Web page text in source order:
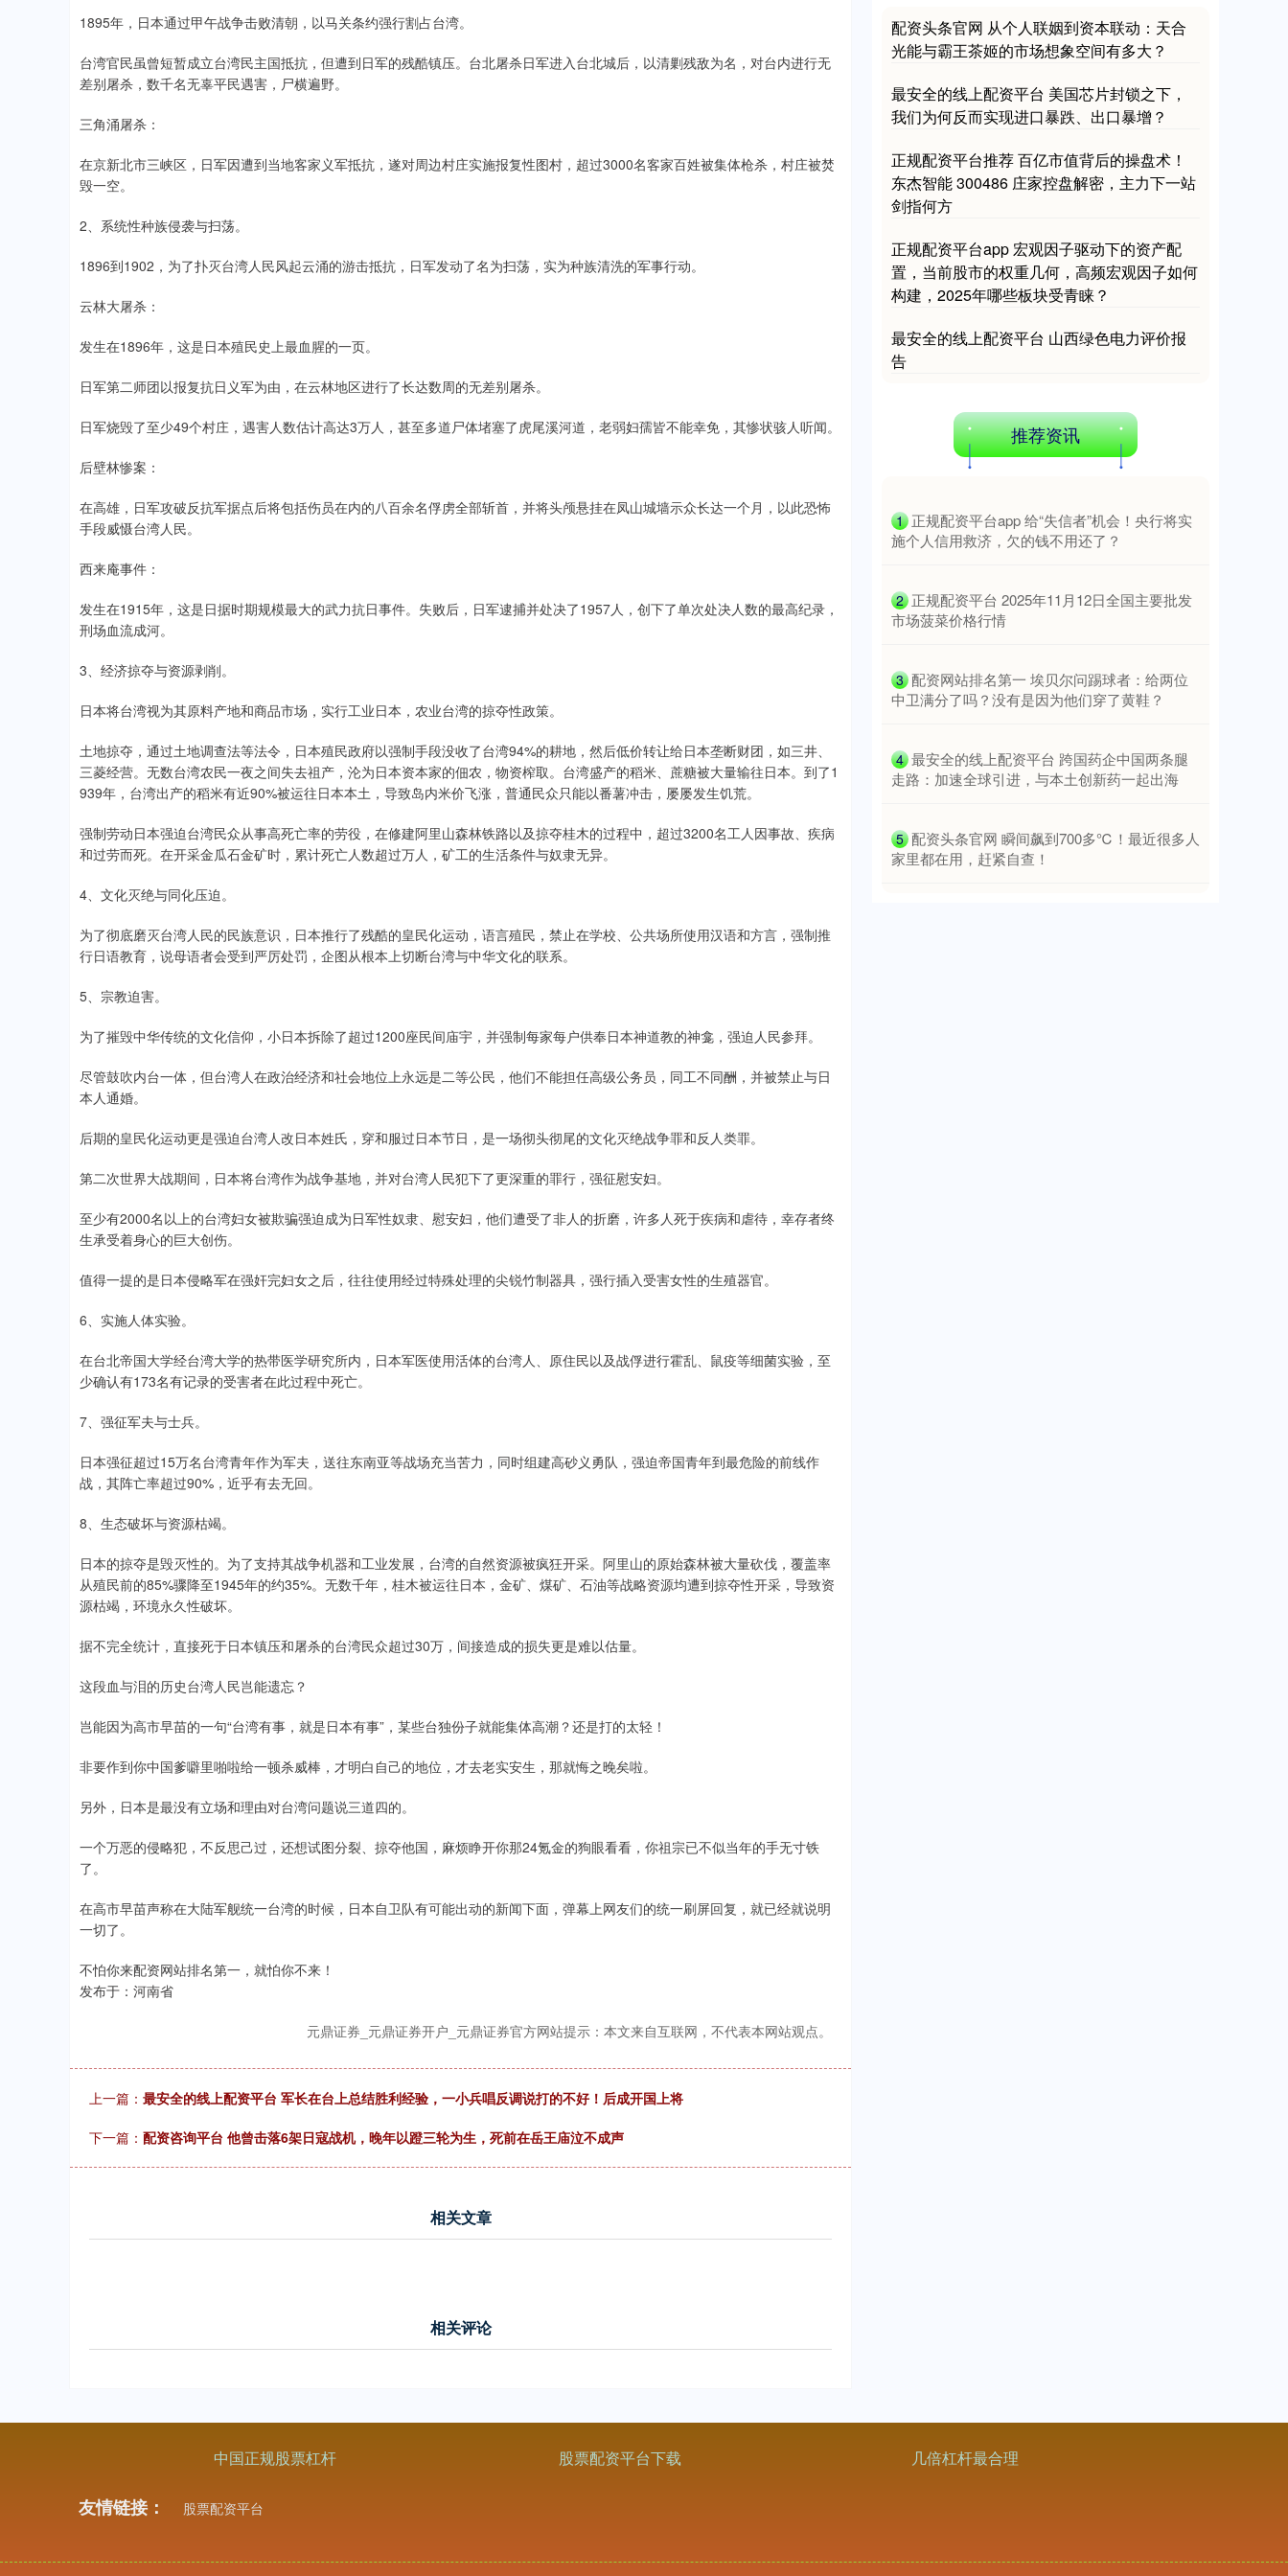
1895年，日本通过甲午战争击败清朝，以马关条约强行割占台湾。
台湾官民虽曾短暂成立台湾民主国抵抗，但遭到日军的残酷镇压。台北屠杀日军进入台北城后，以清剿残敌为名，对台内进行无
差别屠杀，数千名无辜平民遇害，尸横遍野。
三角涌屠杀：
在京新北市三峡区，日军因遭到当地客家义军抵抗，遂对周边村庄实施报复性图村，超过3000名客家百姓被集体枪杀，村庄被焚
毁一空。
2、系统性种族侵袭与扫荡。
1896到1902，为了扑灭台湾人民风起云涌的游击抵抗，日军发动了名为扫荡，实为种族清洗的军事行动。
云林大屠杀：
发生在1896年，这是日本殖民史上最血腥的一页。
日军第二师团以报复抗日义军为由，在云林地区进行了长达数周的无差别屠杀。
日军烧毁了至少49个村庄，遇害人数估计高达3万人，甚至多道尸体堵塞了虎尾溪河道，老弱妇孺皆不能幸免，其惨状骇人听闻。
后壁林惨案：
在高雄，日军攻破反抗军据点后将包括伤员在内的八百余名俘虏全部斩首，并将头颅悬挂在凤山城墙示众长达一个月，以此恐怖
手段威慑台湾人民。
西来庵事件：
发生在1915年，这是日据时期规模最大的武力抗日事件。失败后，日军逮捕并处决了1957人，创下了单次处决人数的最高纪录，
刑场血流成河。
3、经济掠夺与资源剥削。
日本将台湾视为其原料产地和商品市场，实行工业日本，农业台湾的掠夺性政策。
土地掠夺，通过土地调查法等法令，日本殖民政府以强制手段没收了台湾94%的耕地，然后低价转让给日本垄断财团，如三井、
三菱经营。无数台湾农民一夜之间失去祖产，沦为日本资本家的佃农，物资榨取。台湾盛产的稻米、蔗糖被大量输往日本。到了1
939年，台湾出产的稻米有近90%被运往日本本土，导致岛内米价飞涨，普通民众只能以番薯冲击，屡屡发生饥荒。
强制劳动日本强迫台湾民众从事高死亡率的劳役，在修建阿里山森林铁路以及掠夺桂木的过程中，超过3200名工人因事故、疾病
和过劳而死。在开采金瓜石金矿时，累计死亡人数超过万人，矿工的生活条件与奴隶无异。
4、文化灭绝与同化压迫。
为了彻底磨灭台湾人民的民族意识，日本推行了残酷的皇民化运动，语言殖民，禁止在学校、公共场所使用汉语和方言，强制推
行日语教育，说母语者会受到严厉处罚，企图从根本上切断台湾与中华文化的联系。
5、宗教迫害。
为了摧毁中华传统的文化信仰，小日本拆除了超过1200座民间庙宇，并强制每家每户供奉日本神道教的神龛，强迫人民参拜。
尽管鼓吹内台一体，但台湾人在政治经济和社会地位上永远是二等公民，他们不能担任高级公务员，同工不同酬，并被禁止与日
本人通婚。
后期的皇民化运动更是强迫台湾人改日本姓氏，穿和服过日本节日，是一场彻头彻尾的文化灭绝战争罪和反人类罪。
第二次世界大战期间，日本将台湾作为战争基地，并对台湾人民犯下了更深重的罪行，强征慰安妇。
至少有2000名以上的台湾妇女被欺骗强迫成为日军性奴隶、慰安妇，他们遭受了非人的折磨，许多人死于疾病和虐待，幸存者终
生承受着身心的巨大创伤。
值得一提的是日本侵略军在强奸完妇女之后，往往使用经过特殊处理的尖锐竹制器具，强行插入受害女性的生殖器官。
6、实施人体实验。
在台北帝国大学经台湾大学的热带医学研究所内，日本军医使用活体的台湾人、原住民以及战俘进行霍乱、鼠疫等细菌实验，至
少确认有173名有记录的受害者在此过程中死亡。
7、强征军夫与士兵。
日本强征超过15万名台湾青年作为军夫，送往东南亚等战场充当苦力，同时组建高砂义勇队，强迫帝国青年到最危险的前线作
战，其阵亡率超过90%，近乎有去无回。
8、生态破坏与资源枯竭。
日本的掠夺是毁灭性的。为了支持其战争机器和工业发展，台湾的自然资源被疯狂开采。阿里山的原始森林被大量砍伐，覆盖率
从殖民前的85%骤降至1945年的约35%。无数千年，桂木被运往日本，金矿、煤矿、石油等战略资源均遭到掠夺性开采，导致资
源枯竭，环境永久性破坏。
据不完全统计，直接死于日本镇压和屠杀的台湾民众超过30万，间接造成的损失更是难以估量。
这段血与泪的历史台湾人民岂能遗忘？
岂能因为高市早苗的一句“台湾有事，就是日本有事”，某些台独份子就能集体高潮？还是打的太轻！
非要作到你中国爹噼里啪啦给一顿杀威棒，才明白自己的地位，才去老实安生，那就悔之晚矣啦。
另外，日本是最没有立场和理由对台湾问题说三道四的。
一个万恶的侵略犯，不反思己过，还想试图分裂、掠夺他国，麻烦睁开你那24氪金的狗眼看看，你祖宗已不似当年的手无寸铁
了。
在高市早苗声称在大陆军舰统一台湾的时候，日本自卫队有可能出动的新闻下面，弹幕上网友们的统一刷屏回复，就已经就说明
一切了。
不怕你来配资网站排名第一，就怕你不来！
发布于：河南省
元鼎证券_元鼎证券开户_元鼎证券官方网站提示：本文来自互联网，不代表本网站观点。
上一篇： 最安全的线上配资平台 军长在台上总结胜利经验，一小兵唱反调说打的不好！后成开国上将
下一篇： 配资咨询平台 他曾击落6架日寇战机，晚年以蹬三轮为生，死前在岳王庙泣不成声
相关文章
相关评论
配资头条官网 从个人联姻到资本联动：天合
光能与霸王茶姬的市场想象空间有多大？
最安全的线上配资平台 美国芯片封锁之下，
我们为何反而实现进口暴跌、出口暴增？
正规配资平台推荐 百亿市值背后的操盘术！
东杰智能 300486 庄家控盘解密，主力下一站
剑指何方
正规配资平台app 宏观因子驱动下的资产配
置，当前股市的权重几何，高频宏观因子如何
构建，2025年哪些板块受青睐？
最安全的线上配资平台 山西绿色电力评价报
告
推荐资讯
1 ​正规配资平台app 给“失信者”机会！央行将实
施个人信用救济，欠的钱不用还了？
2 ​正规配资平台 2025年11月12日全国主要批发
市场菠菜价格行情
3 ​配资网站排名第一 埃贝尔问踢球者：给两位
中卫满分了吗？没有是因为他们穿了黄鞋？
4 ​最安全的线上配资平台 跨国药企中国两条腿
走路：加速全球引进，与本土创新药一起出海
5 ​配资头条官网 瞬间飙到700多℃！最近很多人
家里都在用，赶紧自查！
中国正规股票杠杆 股票配资平台下载 几倍杠杆最合理
友情链接： 股票配资平台